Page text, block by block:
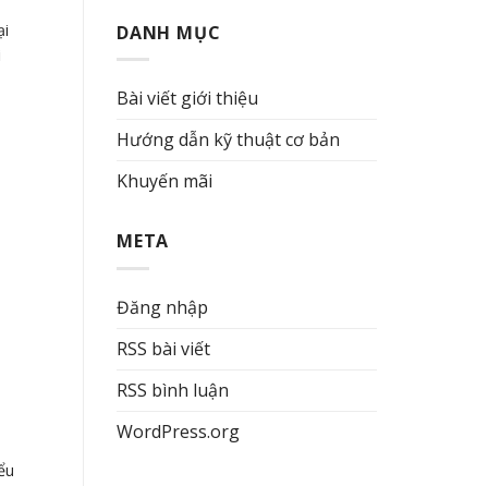
DANH MỤC
Bài viết giới thiệu
Hướng dẫn kỹ thuật cơ bản
Khuyến mãi
META
Đăng nhập
RSS bài viết
RSS bình luận
WordPress.org